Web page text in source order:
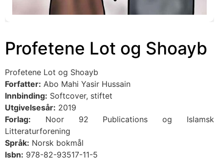
Profetene Lot og Shoayb
Profetene Lot og Shoayb
Forfatter: Abo Mahi Yasir Hussain
Innbinding: Softcover, stiftet
Utgivelsesår: 2019
Forlag: Noor 92 Publications og Islamsk
Litteraturforening
Språk: Norsk bokmål
Isbn: 978-82-93517-11-5